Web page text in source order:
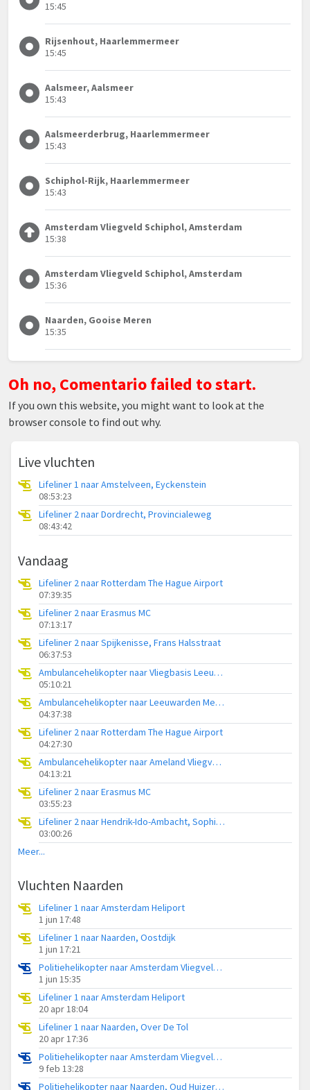
15:45
Rijsenhout, Haarlemmermeer
15:45
Aalsmeer, Aalsmeer
15:43
Aalsmeerderbrug, Haarlemmermeer
15:43
Schiphol-Rijk, Haarlemmermeer
15:43
Amsterdam Vliegveld Schiphol, Amsterdam
15:38
Amsterdam Vliegveld Schiphol, Amsterdam
15:36
Naarden, Gooise Meren
15:35
Oh no, Comentario failed to start.
If you own this website, you might want to look at the
browser console to find out why.
Live vluchten
Lifeliner 1 naar Amstelveen, Eyckenstein
08:53:23
Lifeliner 2 naar Dordrecht, Provincialeweg
08:43:42
Vandaag
Lifeliner 2 naar Rotterdam The Hague Airport
07:39:35
Lifeliner 2 naar Erasmus MC
07:13:17
Lifeliner 2 naar Spijkenisse, Frans Halsstraat
06:37:53
Ambulancehelikopter naar Vliegbasis Leeuwarden
05:10:21
Ambulancehelikopter naar Leeuwarden Medical Center Heliport
04:37:38
Lifeliner 2 naar Rotterdam The Hague Airport
04:27:30
Ambulancehelikopter naar Ameland Vliegveld Ballum
04:13:21
Lifeliner 2 naar Erasmus MC
03:55:23
Lifeliner 2 naar Hendrik-Ido-Ambacht, Sophiapark-West
03:00:26
Meer...
Vluchten Naarden
Lifeliner 1 naar Amsterdam Heliport
1 jun 17:48
Lifeliner 1 naar Naarden, Oostdijk
1 jun 17:21
Politiehelikopter naar Amsterdam Vliegveld Schiphol
1 jun 15:35
Lifeliner 1 naar Amsterdam Heliport
20 apr 18:04
Lifeliner 1 naar Naarden, Over De Tol
20 apr 17:36
Politiehelikopter naar Amsterdam Vliegveld Schiphol
9 feb 13:28
Politiehelikopter naar Naarden, Oud Huizerweg